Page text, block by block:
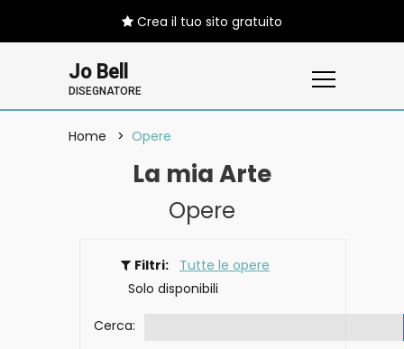
Crea il tuo sito gratuito
Jo Bell
DISEGNATORE
Home Opere
La mia Arte
Opere
Filtri:
Tutte le opere
Solo disponibili
Cerca: